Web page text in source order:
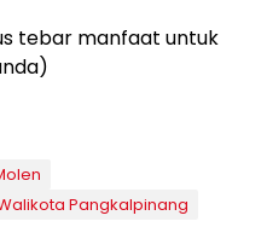
tebar manfaat untuk
Pangkalpinang